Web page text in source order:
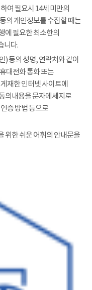
여 필요시 14세 미만의
의 개인정보를 수집할 때는
에 필요한 최소한의
니다.
등의 성명, 연락처와 같이
대전화 통화 또는
재한 인터넷 사이트에
의내용을 문자메세지로
증 방법 등으로
위한 쉬운 어휘의 안내문을